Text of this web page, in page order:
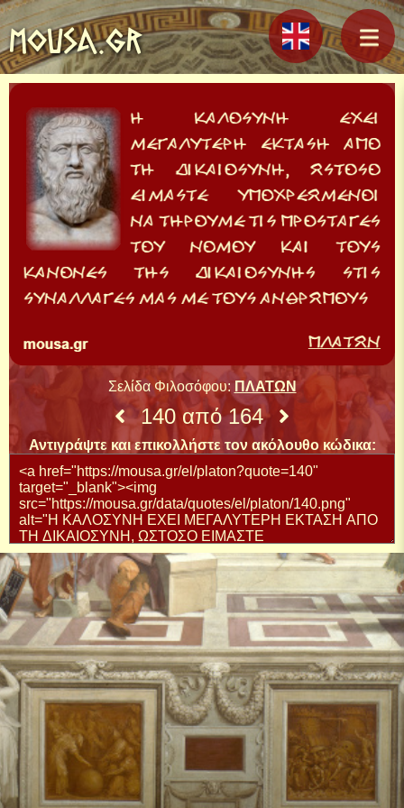
MOUSA.GR
Σελίδα Φιλοσόφου: ΠΛΑΤΩΝ
140 από 164
Αντιγράψτε και επικολλήστε τον ακόλουθο κώδικα: